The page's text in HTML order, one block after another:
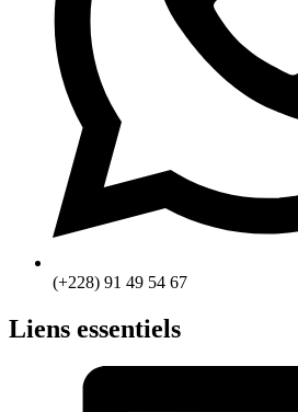
(+228) 91 49 54 67
Liens essentiels